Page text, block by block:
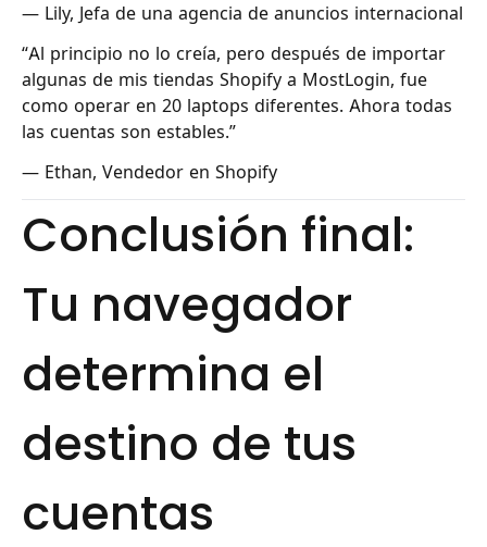
— Lily, Jefa de una agencia de anuncios internacional
“Al principio no lo creía, pero después de importar
algunas de mis tiendas Shopify a MostLogin, fue
como operar en 20 laptops diferentes. Ahora todas
las cuentas son estables.”
— Ethan, Vendedor en Shopify
Conclusión final:
Tu navegador
determina el
destino de tus
cuentas